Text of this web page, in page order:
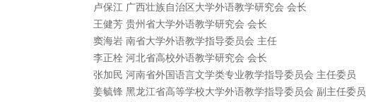
卢保江 广西壮族自治区大学外语教学研究会 会长
王健芳 贵州省大学外语教学研究会 会长
窦海岩 南省大学外语教学指导委员会 主任
李正栓 河北省高校外语教学研究会 会长
张加民 河南省外国语言文学类专业教学指导委员会 主任委员
姜毓锋 黑龙江省高等学校大学外语教学指导委员会 副主任委员